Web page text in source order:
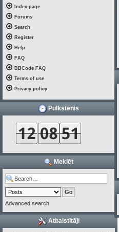
Index page
Forums
Search
Register
Help
FAQ
BBCode FAQ
Terms of use
Privacy policy
Pulkstenis
Meklēt
Advanced search
Atbalstītāji